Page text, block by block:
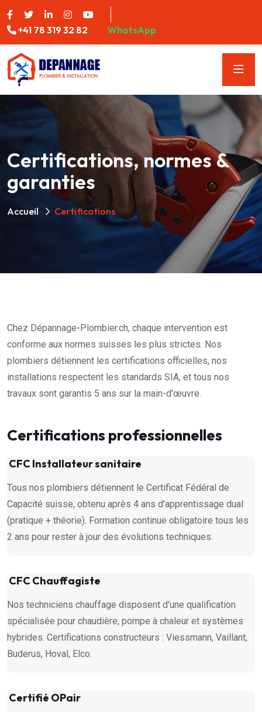
+41 78 319 32 82 WhatsApp
Certifications, normes &
garanties
Accueil Certifications
Chez Dépannage-Plombier.ch, chaque intervention est
conforme aux normes suisses les plus strictes. Nos
plombiers détiennent les certifications officielles, nos
installations respectent les standards SIA, et tous nos
travaux sont garantis 5 ans sur la main-d'œuvre.
Certifications professionnelles
CFC Installateur sanitaire
Tous nos plombiers détiennent le Certificat Fédéral de
Capacité suisse, obtenu après 4 ans d'apprentissage dual
(pratique + théorie). Formation continue obligatoire tous les
2 ans pour rester à jour des évolutions techniques.
CFC Chauffagiste
Nos techniciens chauffage disposent d'une qualification
spécialisée pour chaudière, pompe à chaleur et systèmes
hybrides. Certifications constructeurs : Viessmann, Vaillant,
Buderus, Hoval, Elco.
Certifié OPair